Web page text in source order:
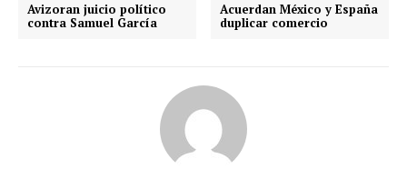
Avizoran juicio político
contra Samuel García
Acuerdan México y España
duplicar comercio